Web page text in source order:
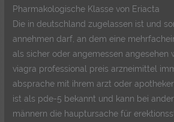
Pharmakologische Klasse von Eriacta
Die in deutschland zugelassen ist und
annehmen darf, an dem eine
als sicher oder angemessen angesehen
viagra professional preis arzneimittel
absprache mit ihrem arzt oder
ist als pde-5 bekannt und kann bei
männern die hauptursache für